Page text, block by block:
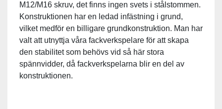
M12/M16 skruv, det finns ingen svets i stålstommen.
Konstruktionen har en ledad infästning i grund,
vilket medför en billigare grundkonstruktion. Man har
valt att utnyttja våra fackverkspelare för att skapa
den stabilitet som behövs vid så här stora
spännvidder, då fackverkspelarna blir en del av
konstruktionen.